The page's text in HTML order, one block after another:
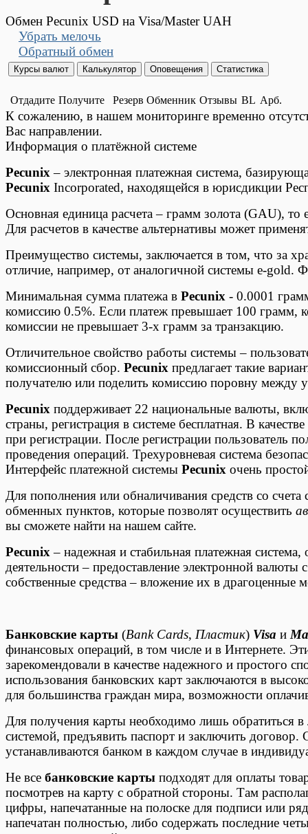
Обмен Pecunix USD на Visa/Master UAH
Убрать мелочь
Обратный обмен
Отдадите Получите Резерв Обменник Отзывы BL Арб.
К сожалению, в нашем мониторинге временно
Вас направлении.
Информация о платёжной системе
Pecunix – электронная платежная система,
Pecunix Incorporated, находящейся в юрисдикции
Основная единица расчета – грамм золота (GAU), то
Для расчетов в качестве альтернативы может
Преимущество системы, заключается в том, что за
отличие, например, от аналогичной системы e-gold.
Минимальная сумма платежа в Pecunix - 0.0001
комиссию 0.5%. Если платеж превышает 100 грамм,
комиссии не превышает 3-х грамм за транзакцию.
Отличительное свойство работы системы –
комиссионный сбор. Pecunix предлагает такие
получателю или поделить комиссию поровну между
Pecunix поддерживает 22 национальные валюты,
страны, регистрация в системе бесплатная. В
при регистрации. После регистрации пользователь
проведения операций. Трехуровневая система
Интерфейс платежной системы Pecunix очень
Для пополнения или обналичивания средств со
обменных пунктов, которые позволят осуществить
вы сможете найти на нашем сайте.
Pecunix – надежная и стабильная платежная
деятельности – предоставление электронной
собственные средства – вложение их в
Банковские карты (Bank Cards, Пластик) Visa и
финансовых операций, в том числе и в Интернете.
зарекомендовали в качестве надежного и простого
использования банковских карт заключаются в
для большинства граждан мира, возможности
Для получения карты необходимо лишь обратиться
системой, предъявить паспорт и заключить
устанавливаются банком в каждом случае в
Не все банковские карты подходят для оплаты
посмотрев на карту с обратной стороны. Там
цифры, напечатанные на полоске для подписи или
напечатан полностью, либо содержать последние